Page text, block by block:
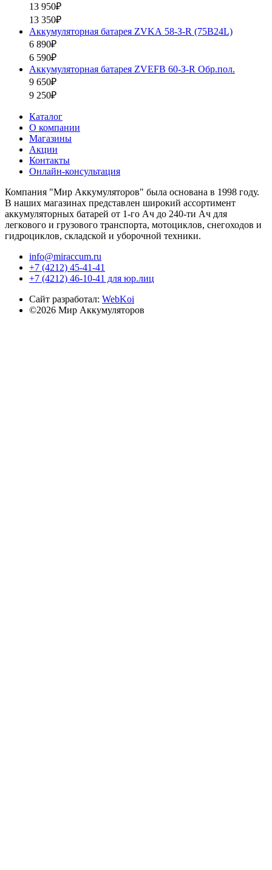
13 950₽
13 350₽
Аккумуляторная батарея ZVKА 58-З-R (75B24L)
6 890₽
6 590₽
Аккумуляторная батарея ZVEFB 60-З-R Обр.пол.
9 650₽
9 250₽
Каталог
О компании
Магазины
Акции
Контакты
Онлайн-консультация
Компания "Мир Аккумуляторов" была основана в 1998 году.
В наших магазинах представлен широкий ассортимент
аккумуляторных батарей от 1-го Ач до 240-ти Ач для
легкового и грузового транспорта, мотоциклов, снегоходов и
гидроциклов, складской и уборочной техники.
info@miraccum.ru
+7 (4212) 45-41-41
+7 (4212) 46-10-41 для юр.лиц
Сайт разработал: WebKoi
©2026 Мир Аккумуляторов